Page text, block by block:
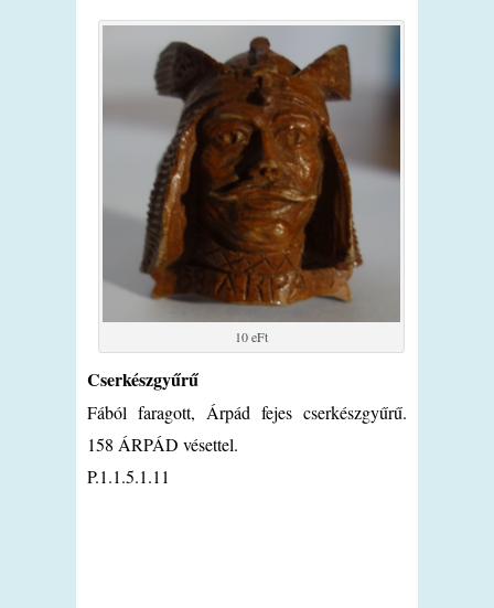
10 eFt
Cserkészgyűrű
Fából faragott, Árpád fejes cserkészgyűrű.
158 ÁRPÁD vésettel.
P.1.1.5.1.11